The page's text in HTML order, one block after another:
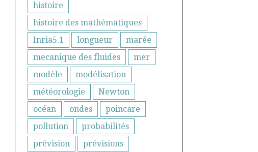
histoire
histoire des mathématiques
Inria5.1
longueur
marée
mecanique des fluides
mer
modèle
modélisation
météorologie
Newton
océan
ondes
poincare
pollution
probabilités
prévision
prévisions